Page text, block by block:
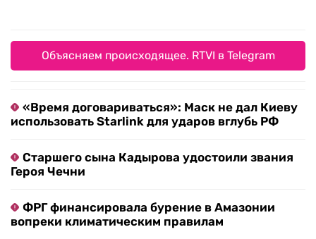
Объясняем происходящее. RTVI в Telegram
«Время договариваться»: Маск не дал Киеву
использовать Starlink для ударов вглубь РФ
Старшего сына Кадырова удостоили звания
Героя Чечни
ФРГ финансировала бурение в Амазонии
вопреки климатическим правилам